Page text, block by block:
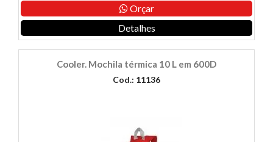
Orçar
Detalhes
Cooler. Mochila térmica 10 L em 600D
Cod.: 11136